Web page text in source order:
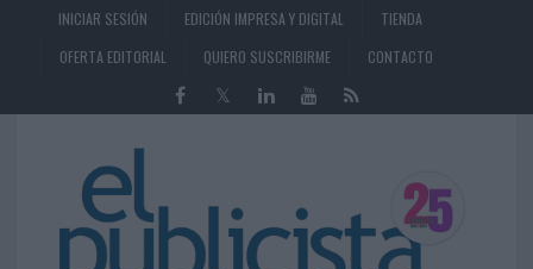
INICIAR SESIÓN EDICIÓN IMPRESA Y DIGITAL
TIENDA
OFERTA EDITORIAL
QUIERO SUSCRIBIRME CONTACTO